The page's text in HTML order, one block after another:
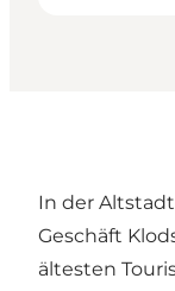
In der
Geschäft
ältesten